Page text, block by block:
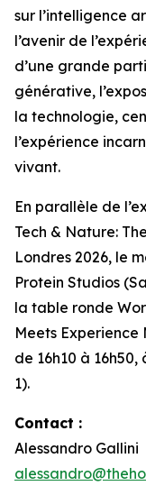
sur l’intelligence
l’avenir de
d’une grande
générative,
la technologie,
l’expérience
vivant.
En parallèle de
Tech & Nature:
Londres 2026, le
Protein Studios
la table ronde
Meets Experience
de 16h10 à
1).
Contact :
Alessandro Gallini